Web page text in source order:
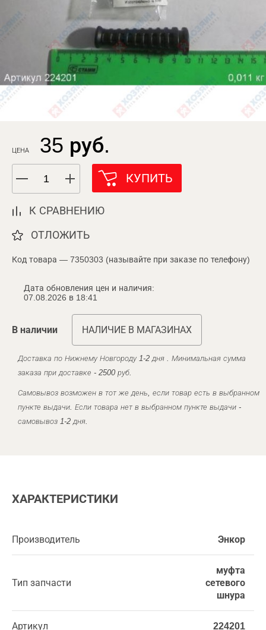
ЦЕНА 35 руб.
КУПИТЬ
К СРАВНЕНИЮ
ОТЛОЖИТЬ
Код товара — 7350303 (называйте при заказе по телефону)
Дата обновления цен и наличия:
07.08.2026 в 18:41
В наличии НАЛИЧИЕ В МАГАЗИНАХ
Доставка по Нижнему Новгороду 1-2 дня . Минимальная сумма
заказа при доставке - 2500 руб.
Самовывоз возможен в тот же день, если товар есть в выбранном
пункте выдачи. Если товара нет в выбранном пункте выдачи -
самовывоз 1-2 дня.
ХАРАКТЕРИСТИКИ
Производитель Энкор
Тип запчасти
муфта
сетевого
шнура
Артикул 224201